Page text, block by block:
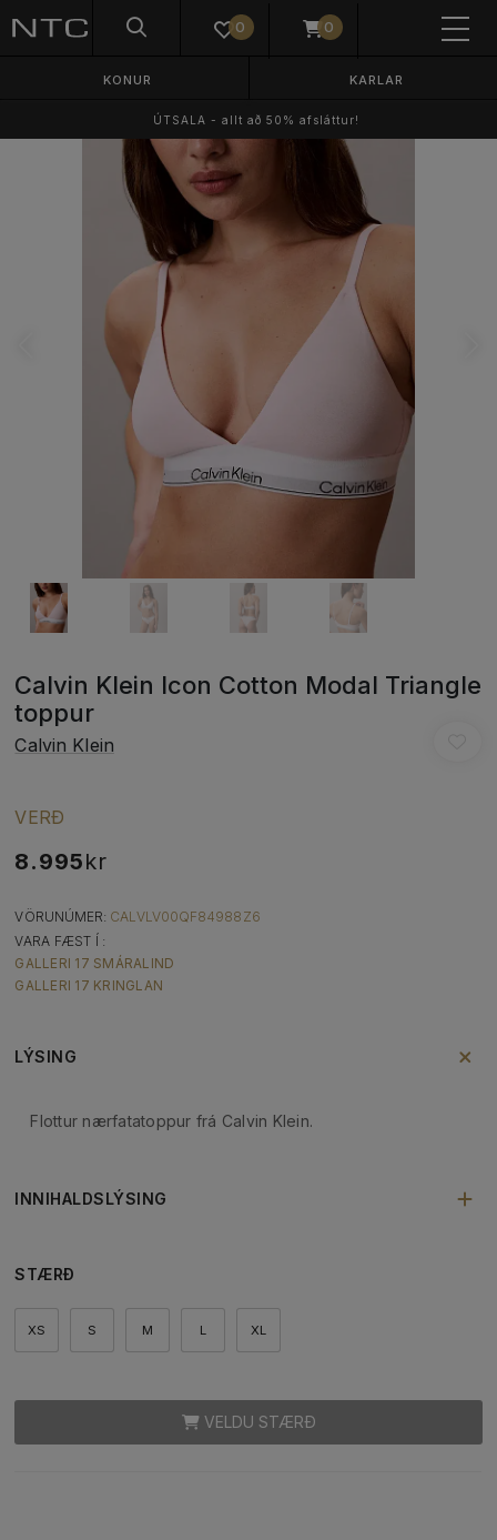
0 0
KONUR KARLAR
ÚTSALA - allt að 50% afsláttur!
Calvin Klein Icon Cotton Modal Triangle
toppur
Calvin Klein
VERÐ
8.995kr
VÖRUNÚMER: CALVLV00QF84988Z6
VARA FÆST Í :
GALLERI 17 SMÁRALIND
GALLERI 17 KRINGLAN
LÝSING
Flottur nærfatatoppur frá Calvin Klein.
INNIHALDSLÝSING
STÆRÐ
XS S M L XL
VELDU STÆRÐ